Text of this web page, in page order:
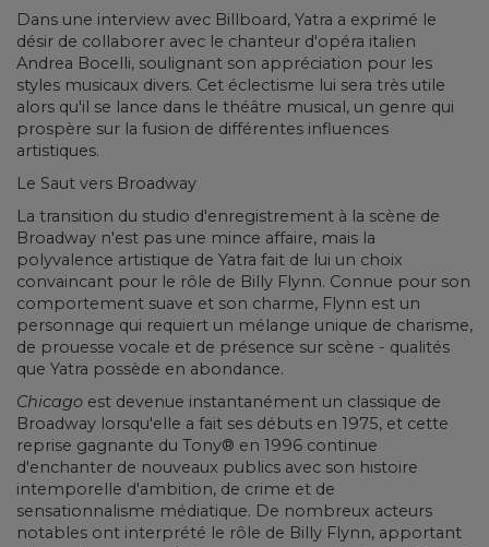
Dans une interview avec Billboard, Yatra a exprimé le
désir de collaborer avec le chanteur d'opéra italien
Andrea Bocelli, soulignant son appréciation pour les
styles musicaux divers. Cet éclectisme lui sera très utile
alors qu'il se lance dans le théâtre musical, un genre qui
prospère sur la fusion de différentes influences
artistiques.
Le Saut vers Broadway
La transition du studio d'enregistrement à la scène de
Broadway n'est pas une mince affaire, mais la
polyvalence artistique de Yatra fait de lui un choix
convaincant pour le rôle de Billy Flynn. Connue pour son
comportement suave et son charme, Flynn est un
personnage qui requiert un mélange unique de charisme,
de prouesse vocale et de présence sur scène - qualités
que Yatra possède en abondance.
Chicago est devenue instantanément un classique de
Broadway lorsqu'elle a fait ses débuts en 1975, et cette
reprise gagnante du Tony® en 1996 continue
d'enchanter de nouveaux publics avec son histoire
intemporelle d'ambition, de crime et de
sensationnalisme médiatique. De nombreux acteurs
notables ont interprété le rôle de Billy Flynn, apportant